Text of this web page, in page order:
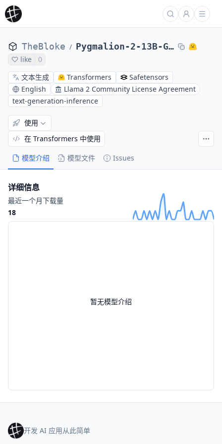
TheBloke / Pygmalion-2-13B-GPTQ
like
0
文本生成
Transformers
Safetensors
English
Llama 2 Community License Agreement
text-generation-inference
模型介绍 模型文件 Issues
使用
在 Transformers 中使用
暂无模型介绍
详细信息
最近一个月下载量
18
开发 AI 应用从此简单